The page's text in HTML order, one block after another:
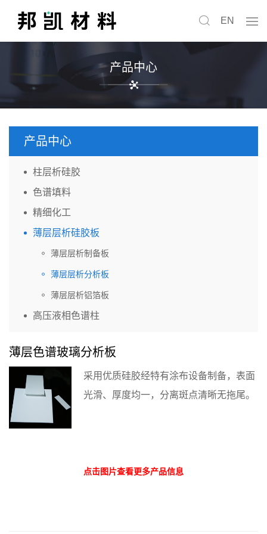
EN
产品中心
产品中心
柱层析硅胶
色谱填料
精细化工
薄层层析硅胶板
薄层层析制备板
薄层层析分析板
薄层层析铝箔板
高压液相色谱柱
薄层色谱玻璃分析板
采用优质硅胶经特有涂布设备制备，表面
光滑、厚度均一，分离斑点清晰无拖尾。
点击图片查看更多产品信息